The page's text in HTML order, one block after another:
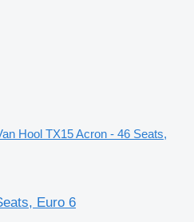
Hool TX15 Acron - 46 Seats,
Euro 6